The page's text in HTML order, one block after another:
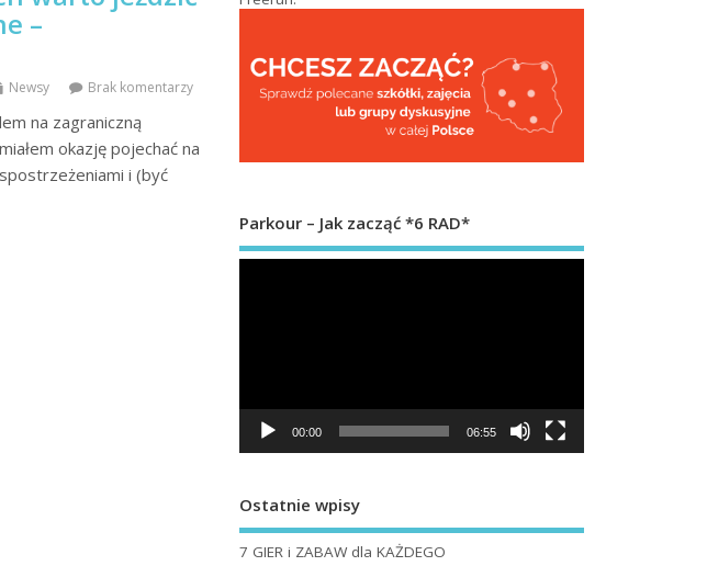
–
Newsy Brak komentarzy
na zagraniczną
okazję pojechać na
i (być
Parkour – Jak zacząć *6 RAD*
video
00:00 06:55
Ostatnie wpisy
7 GIER i ZABAW dla KAŻDEGO